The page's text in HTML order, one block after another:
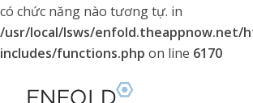
có chức năng nào tương tự. in
/usr/local/lsws/enfold.theappnow.net/
includes/functions.php on line 6170